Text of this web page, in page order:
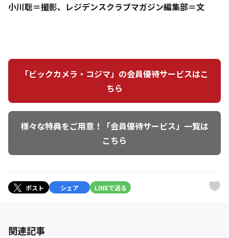
小川聡＝撮影、レジデンスクラブマガジン編集部＝文
「ビックカメラ・コジマ」の会員優待サービスはこ
ちら
様々な特典をご用意！「会員優待サービス」一覧は
こちら
ポスト シェア LINEで送る
関連記事